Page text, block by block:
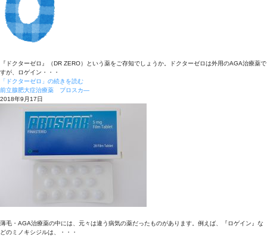
『ドクターゼロ』（DR ZERO）という薬をご存知でしょうか。ドクターゼロは外用のAGA治療薬で
すが、ロゲイン・・・
「ドクターゼロ」の続きを読む
前立腺肥大症治療薬 プロスカ―
2018年9月17日
薄毛・AGA治療薬の中には、元々は違う病気の薬だったものがあります。例えば、『ロゲイン』な
どのミノキシジルは、・・・